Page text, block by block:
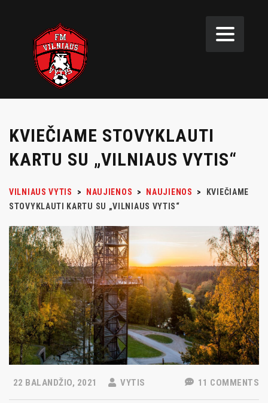
KVIEČIAME STOVYKLAUTI
KARTU SU „VILNIAUS VYTIS“
VILNIAUS VYTIS > NAUJIENOS > NAUJIENOS >
KVIEČIAME
STOVYKLAUTI KARTU SU „VILNIAUS VYTIS“
22 BALANDŽIO, 2021 VYTIS 11 COMMENTS